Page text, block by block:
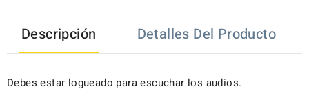
Descripción Detalles Del Producto
Debes estar logueado para escuchar los audios.